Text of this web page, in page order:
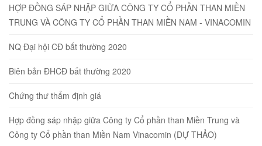
HỢP ĐỒNG SÁP NHẬP GIỮA CÔNG TY CỔ PHẦN THAN MIỀN
TRUNG VÀ CÔNG TY CỔ PHẦN THAN MIỀN NAM - VINACOMIN
NQ Đại hội CĐ bất thường 2020
Biên bản ĐHCĐ bất thường 2020
Chứng thư thẩm định giá
Hợp đồng sáp nhập giữa Công ty Cổ phần than Miền Trung và
Công ty Cổ phần than Miền Nam Vinacomin (DỰ THẢO)